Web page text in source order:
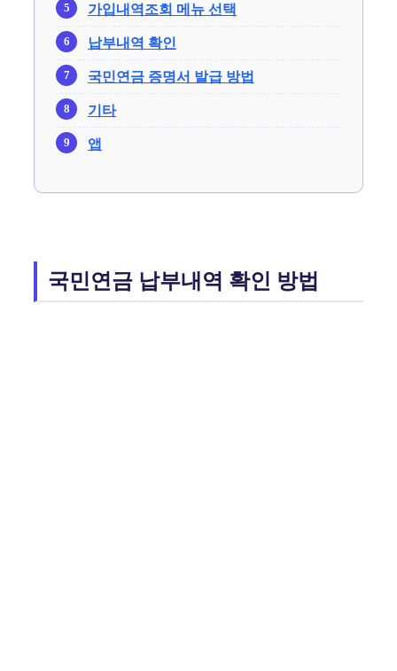
가입내역조회 메뉴 선택
납부내역 확인
국민연금 증명서 발급 방법
기타
앱
국민연금 납부내역 확인 방법